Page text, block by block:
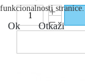
funkcionalnosti stranice.
Ok Otkaži